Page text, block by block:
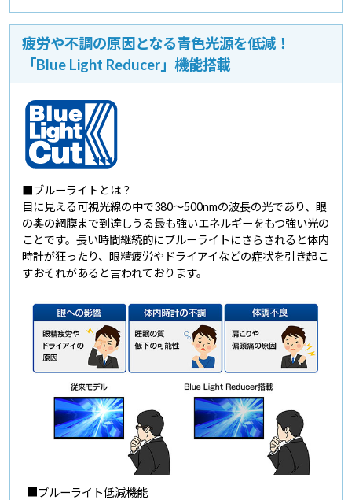
疲労や不調の原因となる青色光源を低減！
「Blue Light Reducer」機能搭載
■ブルーライトとは？
目に見える可視光線の中で380～500nmの波長の光であり、眼
の奥の網膜まで到達しうる最も強いエネルギーをもつ強い光の
ことです。長い時間継続的にブルーライトにさらされると体内
時計が狂ったり、眼精疲労やドライアイなどの症状を引き起こ
すおそれがあると言われております。
■ブルーライト低減機能